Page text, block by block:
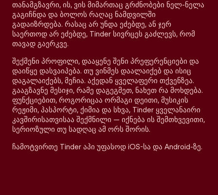
თანამგზავრი, ის, ვის მიმართაც გრძნობები ნელ-ნელა
გაგიჩნდა და ბოლოს რაღაც ნამდვილში
გადაიზრდება. რასაც არ უნდა ეძებდე, ან ჯერ
საერთოდ არ ეძებდე, Tinder სივრცეს გაძლევს, რომ
თავად გაერკვე.
შექმენი პროფილი, დააყენე შენი პრეფერენციები და
დაიწყე დასვაიპება. თუ ვინმეს დაალაიქებ და ისიც
დაგალაიქებს, მეჩია. აქედან ყველაფერი თქვენზეა.
გააგზავნე მესიჯი, რამე დაგეგმეთ, ნახეთ რა მოხდება.
ფუნქციებით, როგორიცაა ორმაგი დეითი, მუსიკის
რეჟიმი, პასპორტი, ქიმია და სხვა, Tinder ყველანაირი
კავშირისათვისაა შექმნილი — იქნება ის შემთხვევითი,
სერიოზული თუ სადღაც ამ ორს შორის.
ჩამოტვირთე Tinder აპი უფასოდ iOS-სა და Android-ზე.